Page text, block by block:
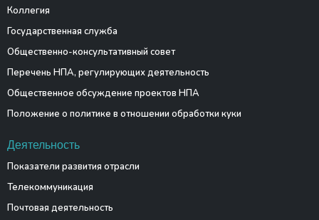
Коллегия
Государственная служба
Общественно-консультативный совет
Перечень НПА, регулирующих деятельность
Общественное обсуждение проектов НПА
Положение о политике в отношении обработки куки
Деятельность
Показатели развития отрасли
Телекоммуникация
Почтовая деятельность